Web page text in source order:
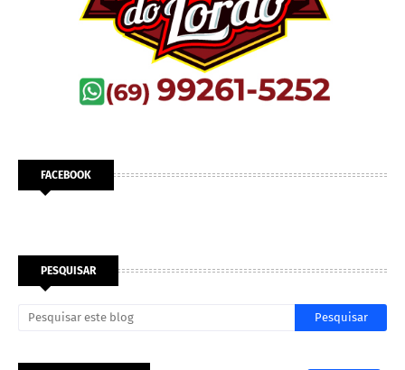
FACEBOOK
PESQUISAR